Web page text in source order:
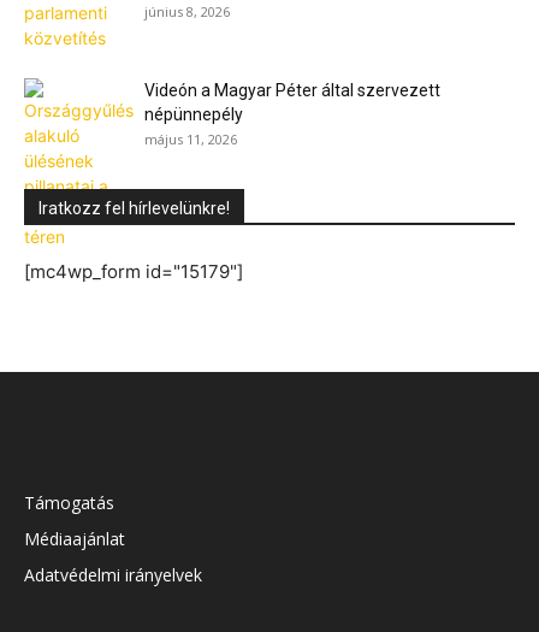
június 8, 2026
Videón a Magyar Péter által szervezett
népünnepély
május 11, 2026
Iratkozz fel hírlevelünkre!
[mc4wp_form id="15179"]
Támogatás
Médiaajánlat
Adatvédelmi irányelvek